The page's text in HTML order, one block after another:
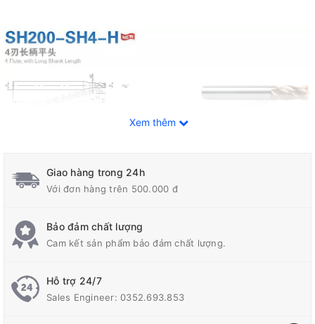
Xem thêm
Giao hàng trong 24h
Với đơn hàng trên 500.000 đ
Bảo đảm chất lượng
Cam kết sản phẩm bảo đảm chất lượng.
Hỗ trợ 24/7
Sales Engineer: 0352.693.853